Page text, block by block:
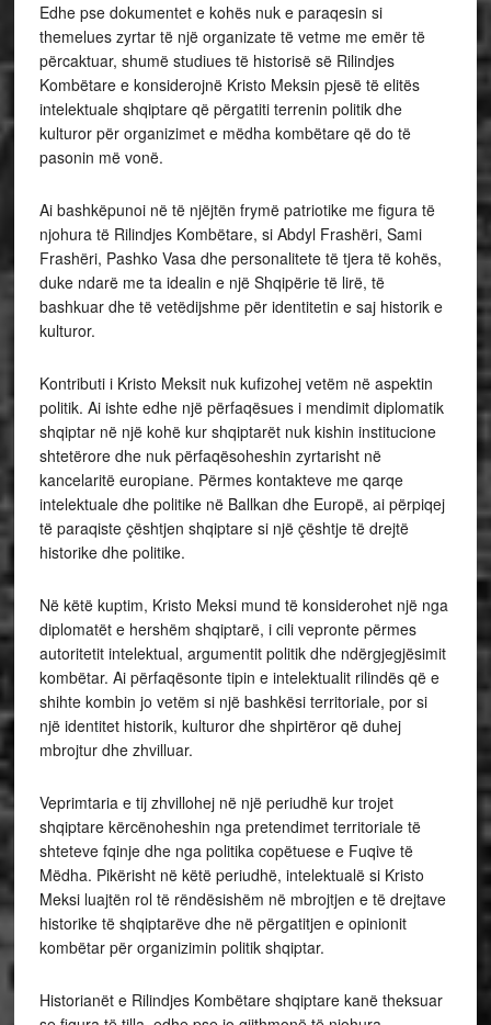
Edhe pse dokumentet e kohës nuk e paraqesin si
themelues zyrtar të një organizate të vetme me emër të
përcaktuar, shumë studiues të historisë së Rilindjes
Kombëtare e konsiderojnë Kristo Meksin pjesë të elitës
intelektuale shqiptare që përgatiti terrenin politik dhe
kulturor për organizimet e mëdha kombëtare që do të
pasonin më vonë.
Ai bashkëpunoi në të njëjtën frymë patriotike me figura të
njohura të Rilindjes Kombëtare, si Abdyl Frashëri, Sami
Frashëri, Pashko Vasa dhe personalitete të tjera të kohës,
duke ndarë me ta idealin e një Shqipërie të lirë, të
bashkuar dhe të vetëdijshme për identitetin e saj historik e
kulturor.
Kontributi i Kristo Meksit nuk kufizohej vetëm në aspektin
politik. Ai ishte edhe një përfaqësues i mendimit diplomatik
shqiptar në një kohë kur shqiptarët nuk kishin institucione
shtetërore dhe nuk përfaqësoheshin zyrtarisht në
kancelaritë europiane. Përmes kontakteve me qarqe
intelektuale dhe politike në Ballkan dhe Europë, ai përpiqej
të paraqiste çështjen shqiptare si një çështje të drejtë
historike dhe politike.
Në këtë kuptim, Kristo Meksi mund të konsiderohet një nga
diplomatët e hershëm shqiptarë, i cili vepronte përmes
autoritetit intelektual, argumentit politik dhe ndërgjegjësimit
kombëtar. Ai përfaqësonte tipin e intelektualit rilindës që e
shihte kombin jo vetëm si një bashkësi territoriale, por si
një identitet historik, kulturor dhe shpirtëror që duhej
mbrojtur dhe zhvilluar.
Veprimtaria e tij zhvillohej në një periudhë kur trojet
shqiptare kërcënoheshin nga pretendimet territoriale të
shteteve fqinje dhe nga politika copëtuese e Fuqive të
Mëdha. Pikërisht në këtë periudhë, intelektualë si Kristo
Meksi luajtën rol të rëndësishëm në mbrojtjen e të drejtave
historike të shqiptarëve dhe në përgatitjen e opinionit
kombëtar për organizimin politik shqiptar.
Historianët e Rilindjes Kombëtare shqiptare kanë theksuar